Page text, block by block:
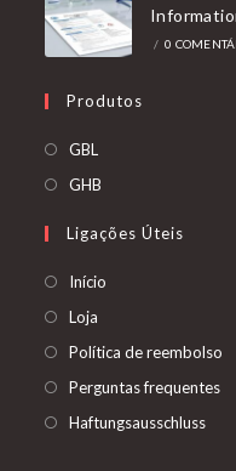
/ 0
Produtos
GBL
num
separador
GHB
novo
Ligações Úteis
Início
Loja
Política de reembolso
Perguntas frequentes
Haftungsausschluss